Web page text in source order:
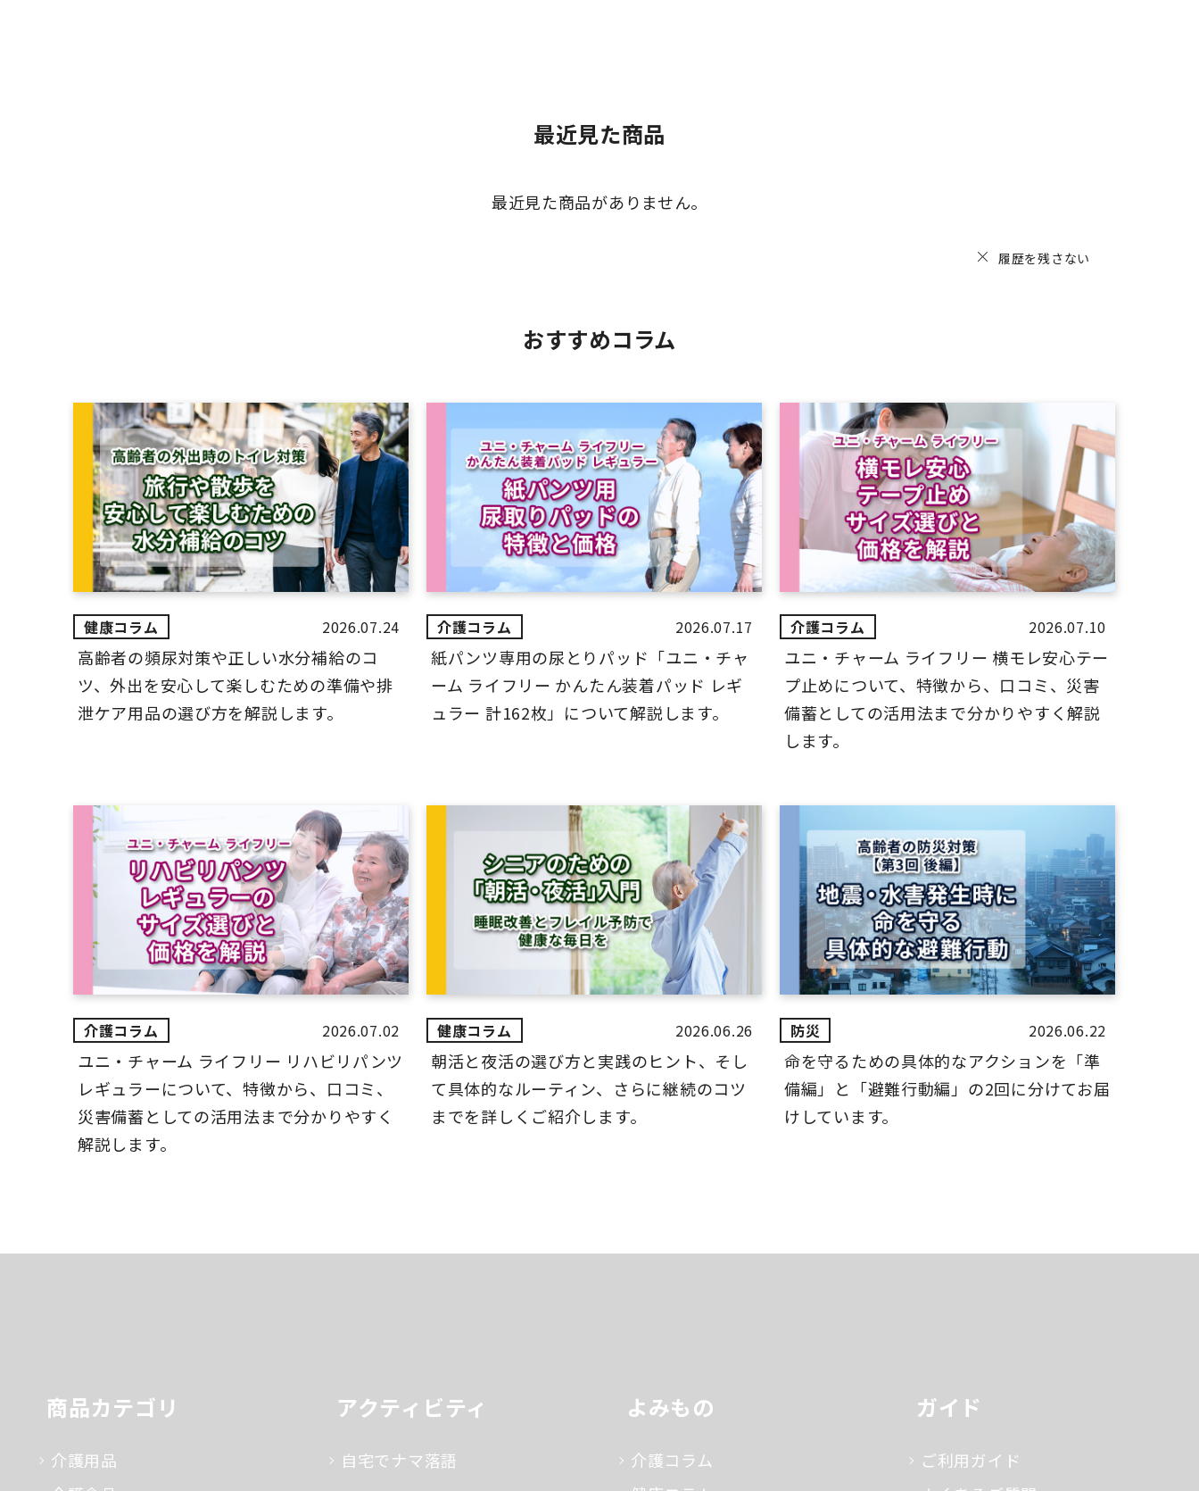
最近見た商品
最近見た商品がありません。
履歴を残さない
おすすめコラム
2026.07.24
高齢者の頻尿対策や正しい水分補給のコ
ツ、外出を安心して楽しむための準備や排
泄ケア用品の選び方を解説します。
2026.07.17
紙パンツ専用の尿とりパッド「ユニ・チャ
ーム ライフリー かんたん装着パッド レギ
ュラー 計162枚」について解説します。
2026.07.10
ユニ・チャーム ライフリー 横モレ安心テー
プ止めについて、特徴から、口コミ、災害
備蓄としての活用法まで分かりやすく解説
します。
2026.07.02
ユニ・チャーム ライフリー リハビリパンツ
レギュラーについて、特徴から、口コミ、
災害備蓄としての活用法まで分かりやすく
解説します。
2026.06.26
朝活と夜活の選び方と実践のヒント、そし
て具体的なルーティン、さらに継続のコツ
までを詳しくご紹介します。
2026.06.22
命を守るための具体的なアクションを「準
備編」と「避難行動編」の2回に分けてお届
けしています。
商品カテゴリ
介護用品
アクティビティ
自宅でナマ落語
よみもの
介護コラム
ガイド
ご利用ガイド